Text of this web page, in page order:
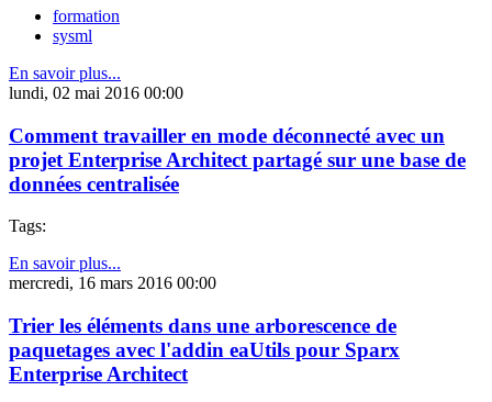
formation
sysml
En savoir plus...
lundi, 02 mai 2016 00:00
Comment travailler en mode déconnecté avec un
projet Enterprise Architect partagé sur une base de
données centralisée
Tags:
En savoir plus...
mercredi, 16 mars 2016 00:00
Trier les éléments dans une arborescence de
paquetages avec l'addin eaUtils pour Sparx
Enterprise Architect